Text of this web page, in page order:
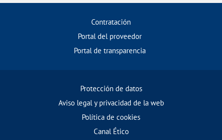
Contratación
Portal del proveedor
Portal de transparencia
Protección de datos
Aviso legal y privacidad de la web
Política de cookies
Canal Ético